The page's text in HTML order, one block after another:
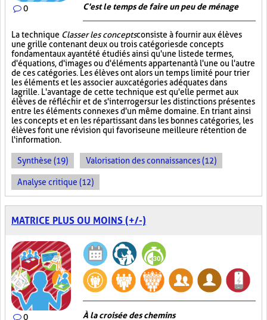
0 C'est le temps de faire un peu de ménage
La technique Classer les conceptsconsiste à fournir aux élèves
une grille contenant deux ou trois catégories de concepts
fondamentaux ayant été étudiés ainsi qu'une liste de termes,
d'équations, d'images ou d'éléments appartenant à l'une ou l'autre
de ces catégories. Les élèves ont alors un temps limité pour trier
les éléments et les associer aux catégories adéquates dans
la grille. L'avantage de cette technique est qu'elle permet aux
élèves de réfléchir et de s'interroger sur les distinctions présentes
entre les éléments connexes d'un même domaine. En triant ainsi
les concepts et en les répartissant dans les bonnes catégories, les
élèves font une révision qui favorise une meilleure rétention de
l'information.
Synthèse (19) Valorisation des connaissances (12)
Analyse critique (12)
MATRICE PLUS OU MOINS (+/-)
0 À la croisée des chemins